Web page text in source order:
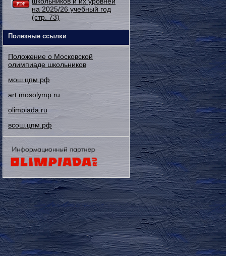
на 2025/26 учебный год
(стр. 73)
Полезные ссылки
Положение о Московской
олимпиаде школьников
мош.цпм.рф
art.mosolymp.ru
olimpiada.ru
всош.цпм.рф